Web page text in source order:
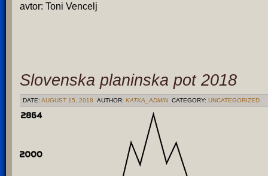
avtor: Toni Vencelj
Slovenska planinska pot 2018
DATE: AUGUST 15, 2018 AUTHOR: KATKA_ADMIN CATEGORY: UNCATEGORIZED